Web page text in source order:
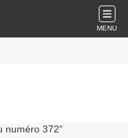
MENU